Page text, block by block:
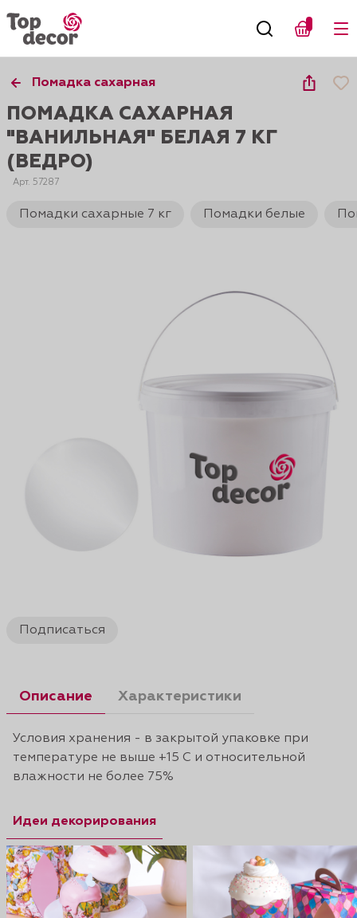
Помадка сахарная
ПОМАДКА САХАРНАЯ
"ВАНИЛЬНАЯ" БЕЛАЯ 7 КГ
(ВЕДРО)
Арт. 57287
Помадки сахарные 7 кг Помадки белые
Подписаться
Описание Характеристики
Условия хранения - в закрытой упаковке при
температуре не выше +15 С и относительной
влажности не более 75%
Идеи декорирования